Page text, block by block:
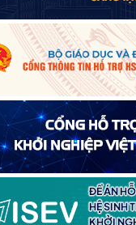
“Đi tắt, đón đầu” các công
công nghệ tương lai
Quảng bá hình ảnh Đắk Lắk
bè trong nước và quốc tế
Mời tham gia Hội chợ triển
chuyên ngành Cà phê và
OCOP năm 2025
Kịch bản tăng trưởng kinh tế
2025: Khơi thông mọi nguồn